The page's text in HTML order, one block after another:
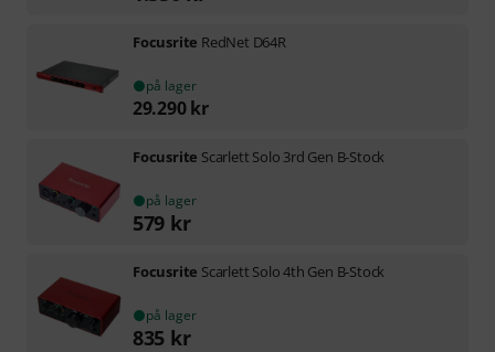
Focusrite RedNet D64R
på lager
29.290 kr
Focusrite Scarlett Solo 3rd Gen B-Stock
på lager
579 kr
Focusrite Scarlett Solo 4th Gen B-Stock
på lager
835 kr